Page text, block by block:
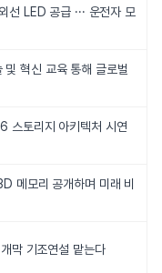
LED 공급 ··· 운전자 모
및 혁신 교육 통해 글로벌
스토리지 아키텍처 시연
메모리 공개하며 미래 비
막 기조연설 맡는다